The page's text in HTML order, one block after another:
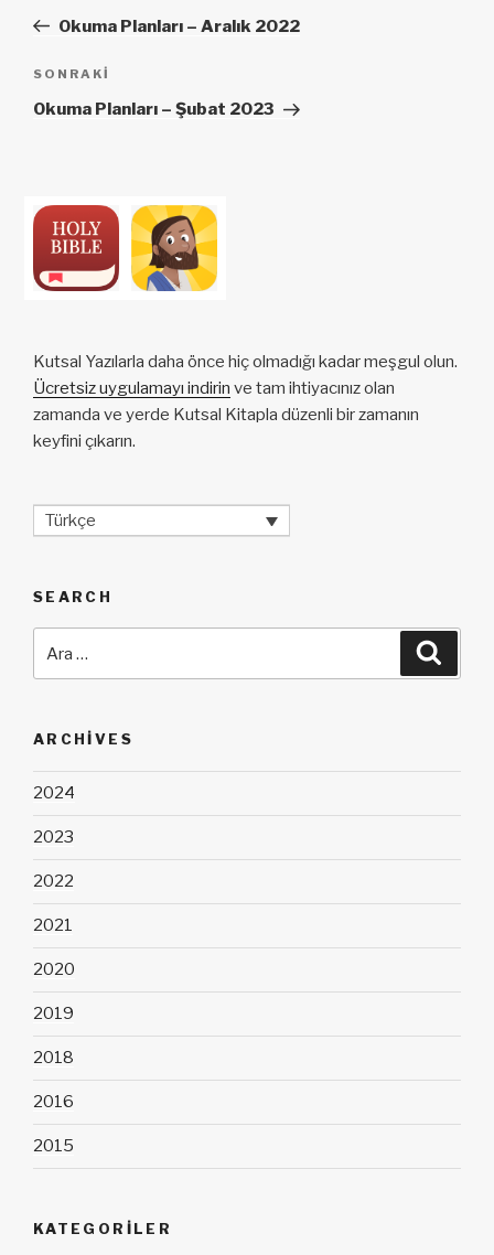
YazıOkuma Planları – Aralık 2022
Sonraki
Yazı
SONRAKI
Okuma Planları – Şubat 2023
Kutsal Yazılarla daha önce hiç olmadığı kadar meşgul olun.
Ücretsiz uygulamayı indirin ve tam ihtiyacınız olan
zamanda ve yerde Kutsal Kitapla düzenli bir zamanın
keyfini çıkarın.
Türkçe
SEARCH
ARCHIVES
2024
2023
2022
2021
2020
2019
2018
2016
2015
KATEGORILER